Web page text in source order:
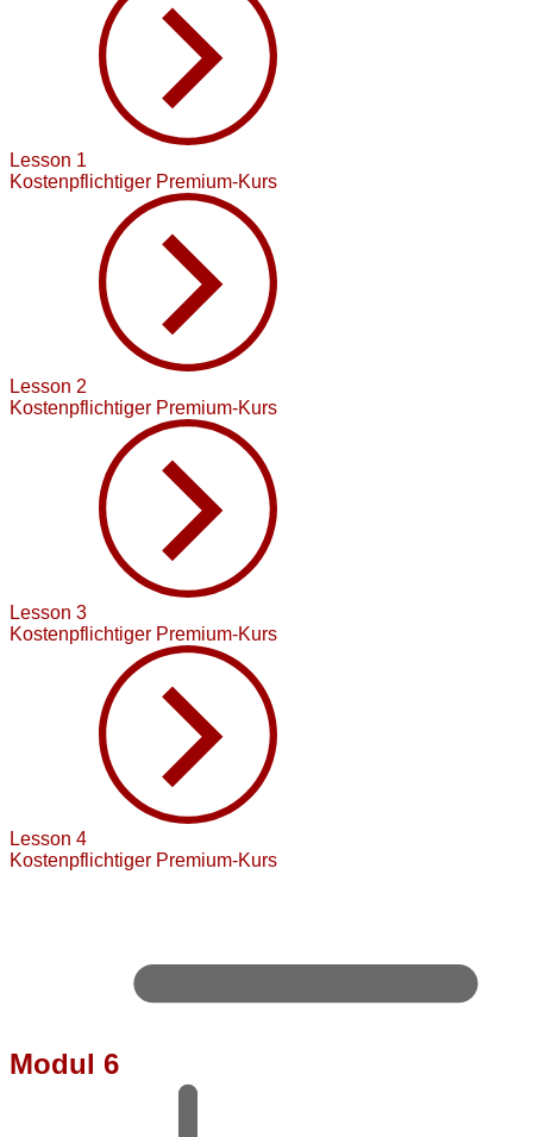
Lesson 1
Kostenpflichtiger Premium-Kurs
Lesson 2
Kostenpflichtiger Premium-Kurs
Lesson 3
Kostenpflichtiger Premium-Kurs
Lesson 4
Kostenpflichtiger Premium-Kurs
Modul 6